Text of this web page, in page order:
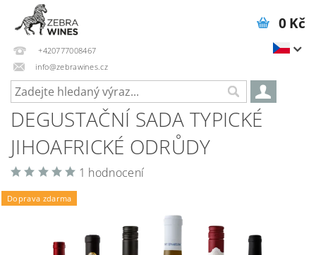
+420777008467
info@zebrawines.cz
0 Kč
DEGUSTAČNÍ SADA TYPICKÉ
JIHOAFRICKÉ ODRŮDY
1 hodnocení
Doprava zdarma